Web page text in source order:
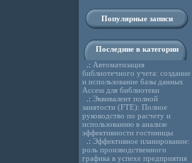
Популярные записи
Последние в категории
.: Автоматизация
библиотечного учета: создание
и использование базы данных
Access для библиотеки
.: Эквивалент полной
занятости (FTE): Полное
руководство по расчету и
использованию в анализе
эффективности гостиницы
.: Эффективное планирование:
роль производственного
графика в успехе предприятия